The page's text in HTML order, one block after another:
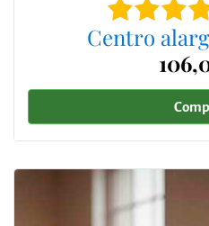
Centro